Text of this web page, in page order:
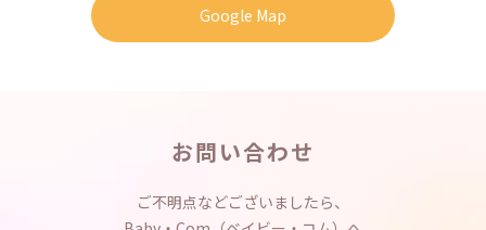
Google Map
お問い合わせ
ご不明点などございましたら、